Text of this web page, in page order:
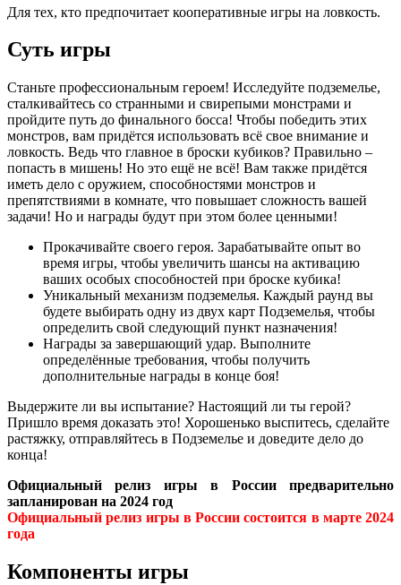
Для тех, кто предпочитает кооперативные игры на ловкость.
Суть игры
Станьте профессиональным героем! Исследуйте подземелье,
сталкивайтесь со странными и свирепыми монстрами и
пройдите путь до финального босса! Чтобы победить этих
монстров, вам придётся использовать всё свое внимание и
ловкость. Ведь что главное в броски кубиков? Правильно –
попасть в мишень! Но это ещё не всё! Вам также придётся
иметь дело с оружием, способностями монстров и
препятствиями в комнате, что повышает сложность вашей
задачи! Но и награды будут при этом более ценными!
Прокачивайте своего героя. Зарабатывайте опыт во
время игры, чтобы увеличить шансы на активацию
ваших особых способностей при броске кубика!
Уникальный механизм подземелья. Каждый раунд вы
будете выбирать одну из двух карт Подземелья, чтобы
определить свой следующий пункт назначения!
Награды за завершающий удар. Выполните
определённые требования, чтобы получить
дополнительные награды в конце боя!
Выдержите ли вы испытание? Настоящий ли ты герой?
Пришло время доказать это! Хорошенько выспитесь, сделайте
растяжку, отправляйтесь в Подземелье и доведите дело до
конца!
Официальный релиз игры в России предварительно
запланирован на 2024 год
Официальный релиз игры в России состоится в марте 2024
года
Компоненты игры